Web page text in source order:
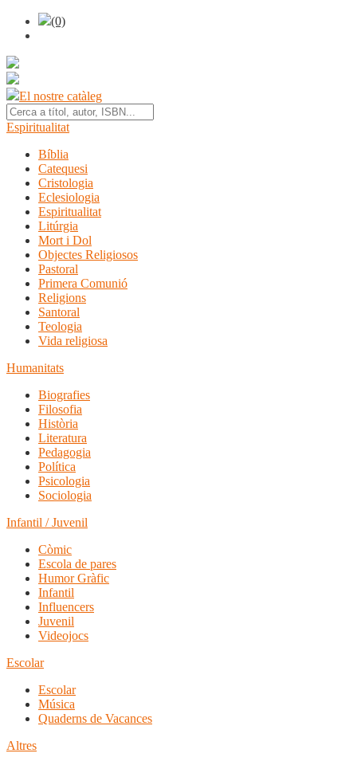
(0)
El nostre catàleg
Espiritualitat
Bíblia
Catequesi
Cristologia
Eclesiologia
Espiritualitat
Litúrgia
Mort i Dol
Objectes Religiosos
Pastoral
Primera Comunió
Religions
Santoral
Teologia
Vida religiosa
Humanitats
Biografies
Filosofia
Història
Literatura
Pedagogia
Política
Psicologia
Sociologia
Infantil / Juvenil
Còmic
Escola de pares
Humor Gràfic
Infantil
Influencers
Juvenil
Videojocs
Escolar
Escolar
Música
Quaderns de Vacances
Altres